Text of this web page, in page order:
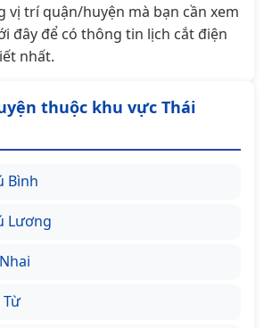
vị trí quận/huyện mà bạn cần xem
đây để có thông tin lịch cắt điện
nhất.
thuộc khu vực Thái
Bình
Lương